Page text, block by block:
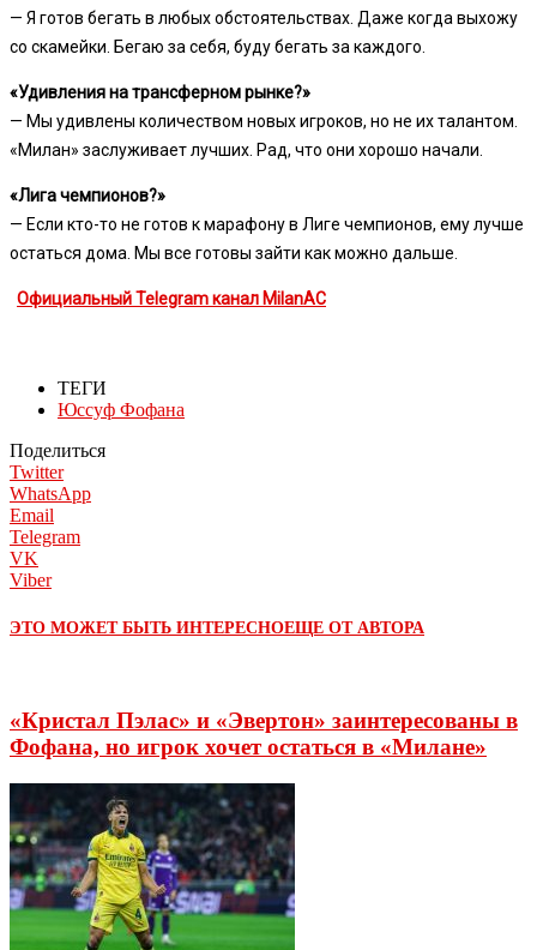
— Я готов бегать в любых обстоятельствах. Даже когда выхожу
со скамейки. Бегаю за себя, буду бегать за каждого.
«Удивления на трансферном рынке?»
— Мы удивлены количеством новых игроков, но не их талантом.
«Милан» заслуживает лучших. Рад, что они хорошо начали.
«Лига чемпионов?»
— Если кто-то не готов к марафону в Лиге чемпионов, ему лучше
остаться дома. Мы все готовы зайти как можно дальше.
Официальный Telegram канал MilanAC
ТЕГИ
Юссуф Фофана
Поделиться
Twitter
WhatsApp
Email
Telegram
VK
Viber
ЭТО МОЖЕТ БЫТЬ ИНТЕРЕСНОЕЩЕ ОТ АВТОРА
«Кристал Пэлас» и «Эвертон» заинтересованы в
Фофана, но игрок хочет остаться в «Милане»